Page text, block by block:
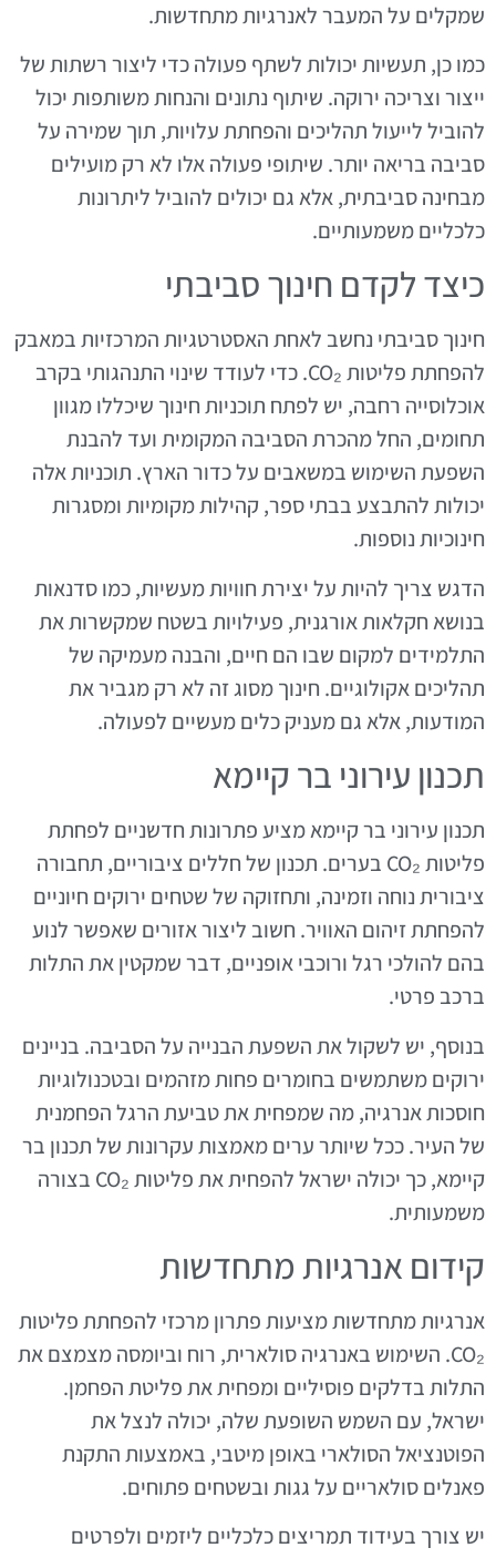
שמקלים על המעבר לאנרגיות מתחדשות.
כמו כן, תעשיות יכולות לשתף פעולה כדי ליצור רשתות של
ייצור וצריכה ירוקה. שיתוף נתונים והנחות משותפות יכול
להוביל לייעול תהליכים והפחתת עלויות, תוך שמירה על
סביבה בריאה יותר. שיתופי פעולה אלו לא רק מועילים
מבחינה סביבתית, אלא גם יכולים להוביל ליתרונות
כלכליים משמעותיים.
כיצד לקדם חינוך סביבתי
חינוך סביבתי נחשב לאחת האסטרטגיות המרכזיות במאבק
להפחתת פליטות CO₂. כדי לעודד שינוי התנהגותי בקרב
אוכלוסייה רחבה, יש לפתח תוכניות חינוך שיכללו מגוון
תחומים, החל מהכרת הסביבה המקומית ועד להבנת
השפעת השימוש במשאבים על כדור הארץ. תוכניות אלה
יכולות להתבצע בבתי ספר, קהילות מקומיות ומסגרות
חינוכיות נוספות.
הדגש צריך להיות על יצירת חוויות מעשיות, כמו סדנאות
בנושא חקלאות אורגנית, פעילויות בשטח שמקשרות את
התלמידים למקום שבו הם חיים, והבנה מעמיקה של
תהליכים אקולוגיים. חינוך מסוג זה לא רק מגביר את
המודעות, אלא גם מעניק כלים מעשיים לפעולה.
תכנון עירוני בר קיימא
תכנון עירוני בר קיימא מציע פתרונות חדשניים לפחתת
פליטות CO₂ בערים. תכנון של חללים ציבוריים, תחבורה
ציבורית נוחה וזמינה, ותחזוקה של שטחים ירוקים חיוניים
להפחתת זיהום האוויר. חשוב ליצור אזורים שאפשר לנוע
בהם להולכי רגל ורוכבי אופניים, דבר שמקטין את התלות
ברכב פרטי.
בנוסף, יש לשקול את השפעת הבנייה על הסביבה. בניינים
ירוקים משתמשים בחומרים פחות מזהמים ובטכנולוגיות
חוסכות אנרגיה, מה שמפחית את טביעת הרגל הפחמנית
של העיר. ככל שיותר ערים מאמצות עקרונות של תכנון בר
קיימא, כך יכולה ישראל להפחית את פליטות CO₂ בצורה
משמעותית.
קידום אנרגיות מתחדשות
אנרגיות מתחדשות מציעות פתרון מרכזי להפחתת פליטות
CO₂. השימוש באנרגיה סולארית, רוח וביומסה מצמצם את
התלות בדלקים פוסיליים ומפחית את פליטת הפחמן.
ישראל, עם השמש השופעת שלה, יכולה לנצל את
הפוטנציאל הסולארי באופן מיטבי, באמצעות התקנת
פאנלים סולאריים על גגות ובשטחים פתוחים.
יש צורך בעידוד תמריצים כלכליים ליזמים ולפרטים